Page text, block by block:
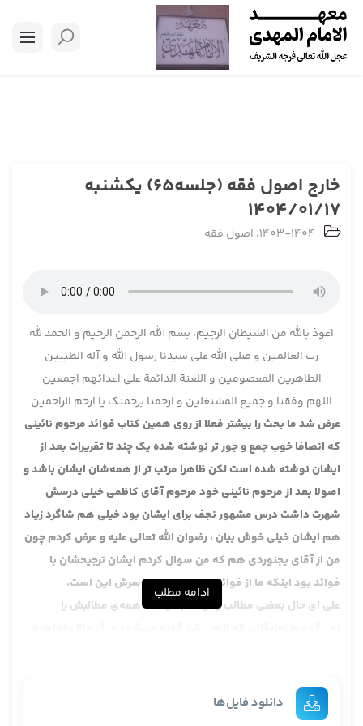
خارج اصول فقه (جلسه65) یکشنبه
1404/01/17
1403-1404، اصول فقه
اعوذ بالله من الشیطان الرجیم، بسم الله الرحمن الرحیم و الحمد لله
رب العالمین و صلی الله علی سیدنا رسول الله و آله الطیبین
الطاهرین المعصومین و اللعنة الدائمة علی اعدائهم اجمعین
اللهم وفقنا و جمیع المشتغلین و ارحمنا برحمتک یا ارحم الراحمین
عرض شد ما بحث را بیشتر فعلا از روی همین کتاب فوائد مرحوم نائینی
که انصافا خوب جمع و جور تر نوشته شده یک چند تا تقریرات بعد از
ایشان نوشته شده است لکن ظاهرا مرتب تر از همه‌شان ایشان باشد و
اصولا بعد از مرحوم نائینی خود مرحوم آقای کاظمی خیلی درسش
شهرت داشت درس مشهور نجف برای ایشان بود خیلی هم شاگرد زیاد
هم ایشان خیلی خوش بیان ، رضوان الله تعالی علیه و عرض کردم چون
من از آقای بجنوردی هم که من سوال کردم ایشان ترجیحشان با
فوائد بود اینکه ما از فوائد زیاد می‌خوانیم سرش این است.
علی ای حال بعضی مطالب را آن هم تازه حالا همه‌ی مطالبش را
متاخرین حل و فصل بشود معلوم بشود کجایش درست است کجایش
نه .
ادامه مطلب
دانلود فایل‌ها